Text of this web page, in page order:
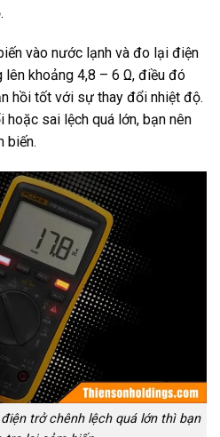
vào nước lạnh và đo lại điện
lên khoảng 4,8 – 6 Ω, điều đó
hồi tốt với sự thay đổi nhiệt độ.
hoặc sai lệch quá lớn, bạn nên
biến.
trở chênh lệch quá lớn thì bạn